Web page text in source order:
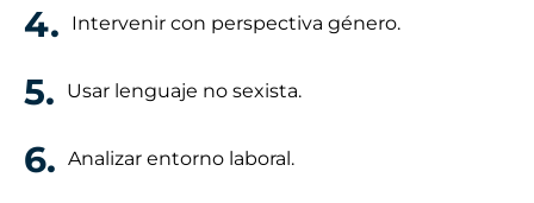
4. Intervenir con perspectiva género.
5. Usar lenguaje no sexista.
6. Analizar entorno laboral.